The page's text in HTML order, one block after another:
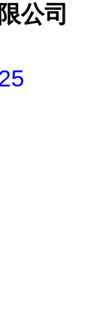
公司